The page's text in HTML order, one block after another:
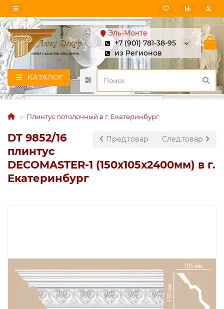
Эль-Монте
+7 (901) 781-38-95
из Регионов
КАТАЛОГ
Плинтус потолочный в г. Екатеринбург
Пред.товар След.товар
DT 9852/16
плинтус
DECOMASTER-1 (150х105х2400мм) в г.
Екатеринбург